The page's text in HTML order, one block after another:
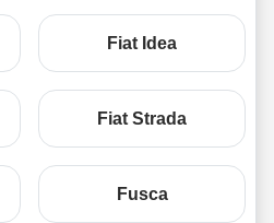
Fiat Idea
Fiat Strada
Fusca